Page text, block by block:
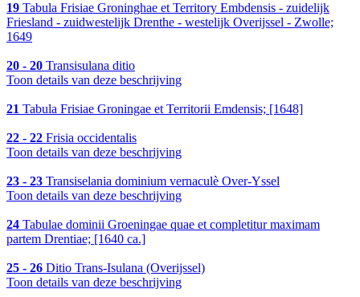
19 Tabula Frisiae Groninghae et Territory Embdensis - zuidelijk
Friesland - zuidwestelijk Drenthe - westelijk Overijssel - Zwolle;
1649
20 - 20 Transisulana ditio
Toon details van deze beschrijving
21 Tabula Frisiae Groningae et Territorii Emdensis; [1648]
22 - 22 Frisia occidentalis
Toon details van deze beschrijving
23 - 23 Transiselania dominium vernaculè Over-Yssel
Toon details van deze beschrijving
24 Tabulae dominii Groeningae quae et completitur maximam
partem Drentiae; [1640 ca.]
25 - 26 Ditio Trans-Isulana (Overijssel)
Toon details van deze beschrijving